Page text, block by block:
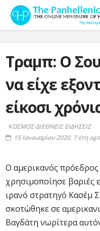
Τραμπ: Ο
να είχε
είκοσι
ΚΟΣΜΟΣ-ΔΙΕΘΝΕΙΣ ΕΙΔΗΣΕΙΣ
15 Ιανουαρίου 2020, 7 έτη ago
Ο αμερικανός
χρησιμοποίησε βαριές
ιρανό στρατηγό Κασέμ
σκοτώθηκε σε
Βαγδάτη νωρίτερα